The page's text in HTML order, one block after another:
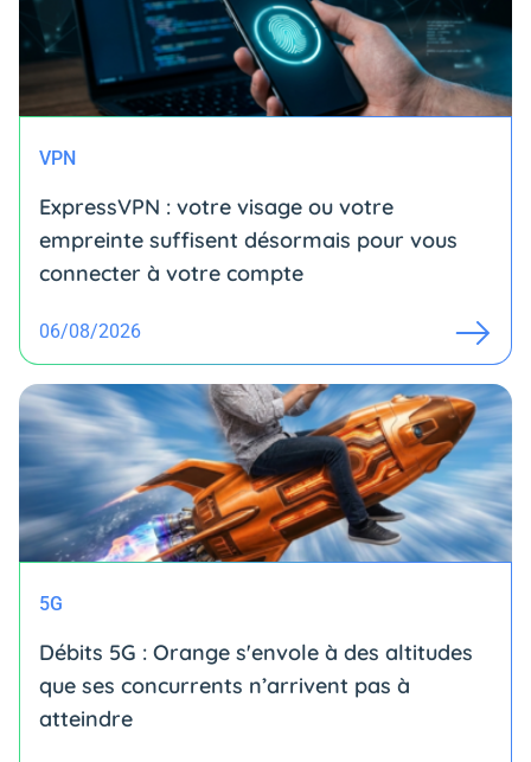
VPN
ExpressVPN : votre visage ou votre
empreinte suffisent désormais pour vous
connecter à votre compte
06/08/2026
5G
Débits 5G : Orange s'envole à des altitudes
que ses concurrents n’arrivent pas à
atteindre